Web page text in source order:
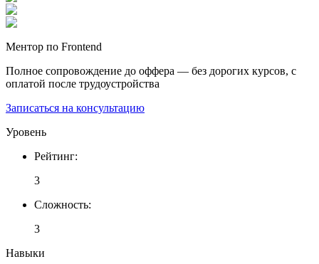
Ментор по Frontend
Полное сопровождение до оффера — без дорогих курсов, с
оплатой после трудоустройства
Записаться на консультацию
Уровень
Рейтинг:
3
Сложность:
3
Навыки